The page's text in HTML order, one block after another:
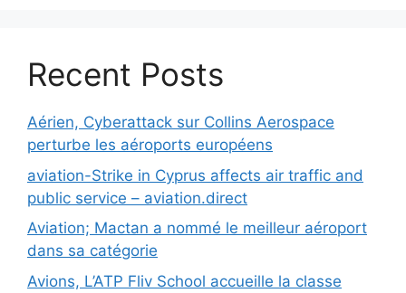
Recent Posts
Aérien, Cyberattack sur Collins Aerospace
perturbe les aéroports européens
aviation-Strike in Cyprus affects air traffic and
public service – aviation.direct
Aviation; Mactan a nommé le meilleur aéroport
dans sa catégorie
Avions, L’ATP Fliv School accueille la classe